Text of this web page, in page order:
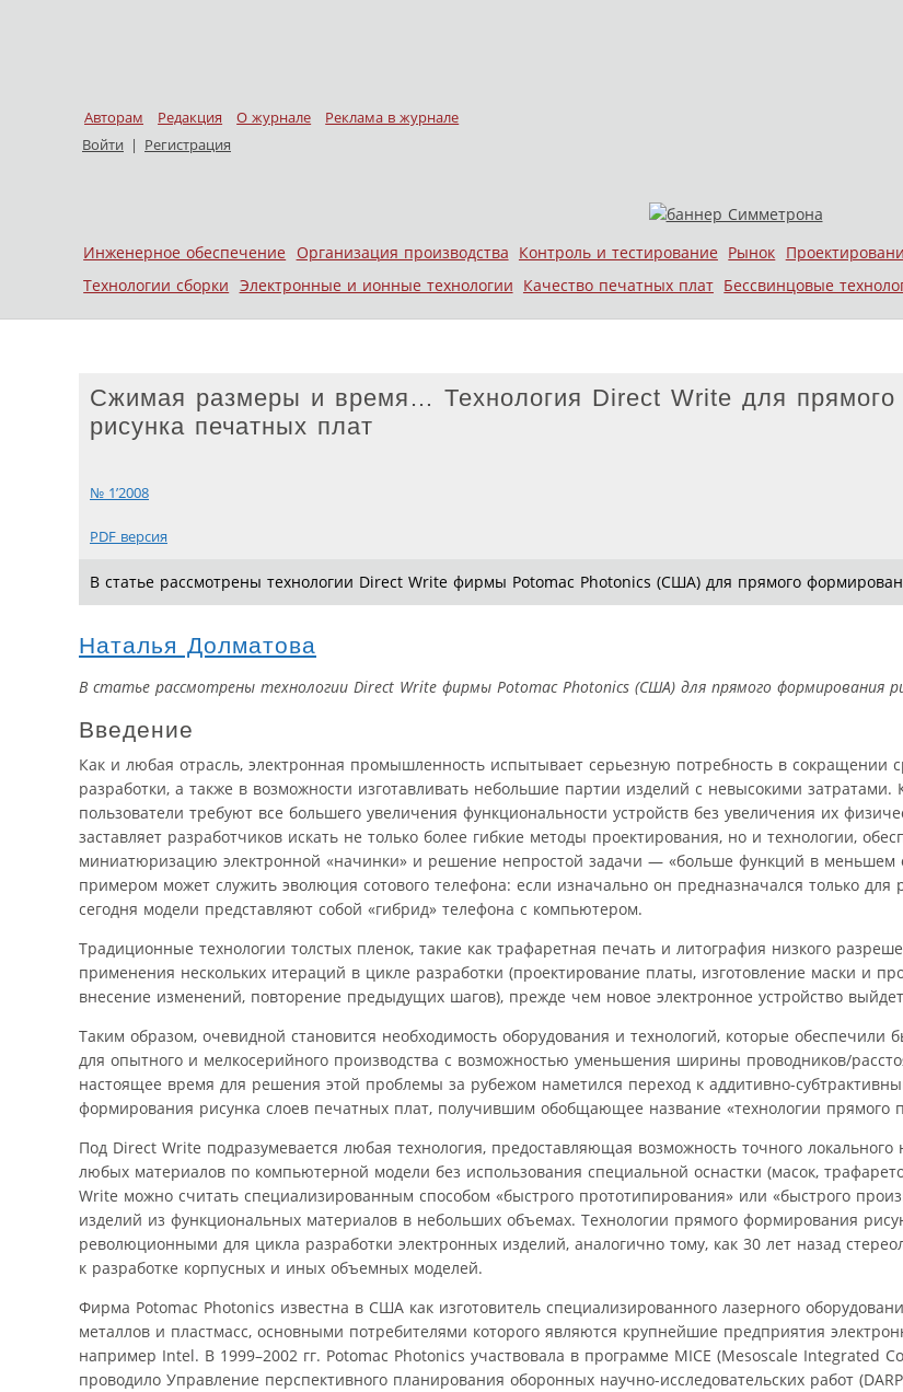
Авторам Редакция О журнале
Реклама в журнале
Войти | Регистрация
Меню
Skip to content
Инженерное обеспечение Организация производства Контроль и тестирование Рынок
Технологии сборки Электронные и ионные технологии Качество печатных плат Бессвинцовые
Сжимая размеры и время… Технология Direct Write для прямого
рисунка печатных плат
№ 1’2008
PDF версия
В статье рассмотрены технологии Direct Write фирмы Potomac Photonics (США) для прямого
Наталья Долматова
В статье рассмотрены технологии Direct Write фирмы Potomac Photonics (США) для прямого формирования
Введение
Как и любая отрасль, электронная промышленность испытывает серьезную потребность в сокращении
разработки, а также в возможности изготавливать небольшие партии изделий с невысокими
пользователи требуют все большего увеличения функциональности устройств без увеличения их
заставляет разработчиков искать не только более гибкие методы проектирования, но и технологии,
миниатюризацию электронной «начинки» и решение непростой задачи — «больше функций в меньшем
примером может служить эволюция сотового телефона: если изначально он предназначался только для
сегодня модели представляют собой «гибрид» телефона с компьютером.
Традиционные технологии толстых пленок, такие как трафаретная печать и литография низкого
применения нескольких итераций в цикле разработки (проектирование платы, изготовление маски и
внесение изменений, повторение предыдущих шагов), прежде чем новое электронное устройство
Таким образом, очевидной становится необходимость оборудования и технологий, которые обеспечили
для опытного и мелкосерийного производства с возможностью уменьшения ширины проводников/
настоящее время для решения этой проблемы за рубежом наметился переход к аддитивно-
формирования рисунка слоев печатных плат, получившим обобщающее название «технологии прямого
Под Direct Write подразумевается любая технология, предоставляющая возможность точного
любых материалов по компьютерной модели без использования специальной оснастки (масок,
Write можно считать специализированным способом «быстрого прототипирования» или «быстрого
изделий из функциональных материалов в небольших объемах. Технологии прямого формирования
революционными для цикла разработки электронных изделий, аналогично тому, как 30 лет назад
к разработке корпусных и иных объемных моделей.
Фирма Potomac Photonics известна в США как изготовитель специализированного лазерного
металлов и пластмасс, основными потребителями которого являются крупнейшие предприятия
например Intel. В 1999–2002 гг. Potomac Photonics участвовала в программе MICE (Mesoscale Integrated
проводило Управление перспективного планирования оборонных научно-исследовательских работ